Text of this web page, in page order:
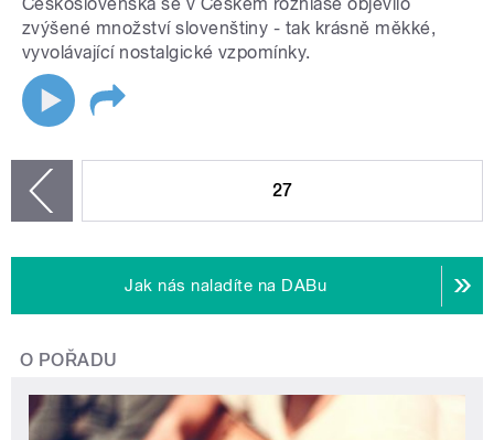
Československa se v Českém rozhlase objevilo
zvýšené množství slovenštiny - tak krásně měkké,
vyvolávající nostalgické vzpomínky.
27
Jak nás naladíte na DABu
O POŘADU